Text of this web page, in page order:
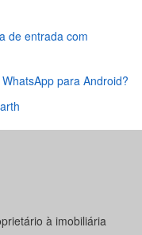
de entrada com
para Android?
à imobiliária